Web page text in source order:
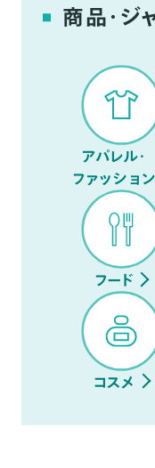
商品・ジ
アパレル・
ファッション
フード
コスメ